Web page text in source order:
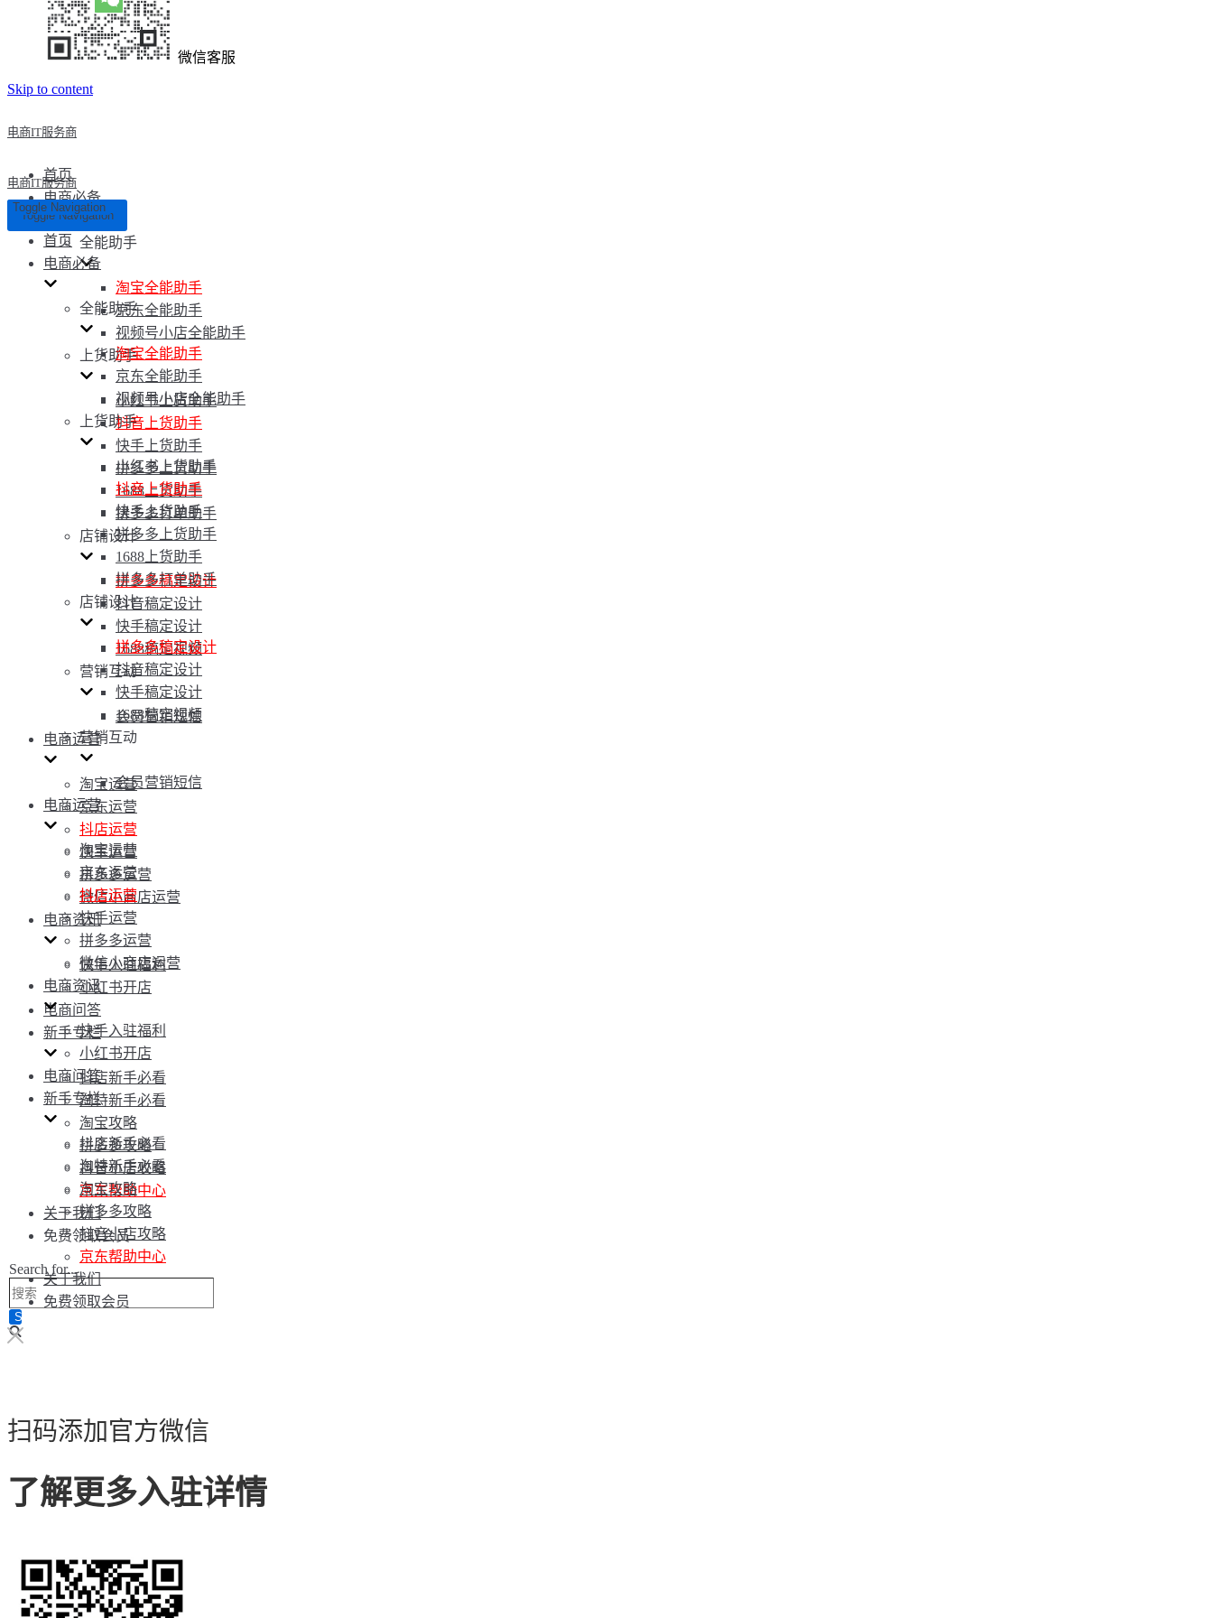
微信客服
Skip to content
电商IT服务商
首页
电商必备
全能助手
淘宝全能助手
京东全能助手
视频号小店全能助手
上货助手
小红书上货助手
抖音上货助手
快手上货助手
拼多多上货助手
1688上货助手
拼多多打单助手
店铺设计
拼多多稿定设计
抖音稿定设计
快手稿定设计
1688稿定视频
营销互动
会员营销短信
电商运营
淘宝运营
京东运营
抖店运营
快手运营
拼多多运营
微信小商店运营
电商资讯
快手入驻福利
小红书开店
电商问答
新手专栏
抖店新手必看
淘特新手必看
淘宝攻略
拼多多攻略
抖音小店攻略
京东帮助中心
关于我们
免费领取会员
Search for...
电商IT服务商
Toggle Navigation
Toggle Navigation
首页
电商必备
全能助手
淘宝全能助手
京东全能助手
视频号小店全能助手
上货助手
小红书上货助手
抖音上货助手
快手上货助手
拼多多上货助手
1688上货助手
拼多多打单助手
店铺设计
拼多多稿定设计
抖音稿定设计
快手稿定设计
1688稿定视频
营销互动
会员营销短信
电商运营
淘宝运营
京东运营
抖店运营
快手运营
拼多多运营
微信小商店运营
电商资讯
快手入驻福利
小红书开店
电商问答
新手专栏
抖店新手必看
淘特新手必看
淘宝攻略
拼多多攻略
抖音小店攻略
京东帮助中心
关于我们
免费领取会员
扫码添加官方微信
了解更多入驻详情